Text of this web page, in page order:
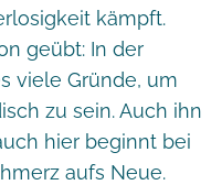
kämpft.
geübt: In der
viele Gründe, um
zu sein. Auch ihn
hier beginnt bei
aufs Neue.